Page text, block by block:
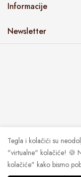
Informacije
Newsletter
Tegla i kolačići su
"virtualne" kolačiće! 🍪
kolačiće" kako bismo